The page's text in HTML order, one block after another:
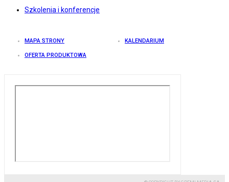
Szkolenia i konferencje
MAPA STRONY KALENDARIUM
OFERTA PRODUKTOWA